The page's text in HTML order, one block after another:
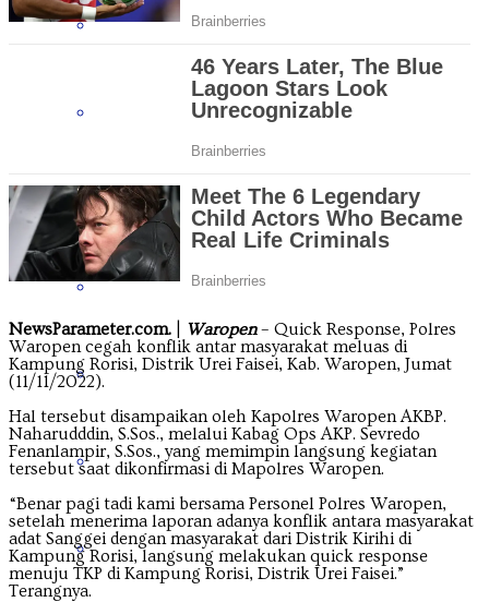
Jawa Barat
Jawa Tengah
Jawa Timur
Kalimantan Barat
Kalimantan Selatan
Kalimantan Tengah
Kalimantan Timur
NewsParameter.com. Waropen– Quick Response, Polres
Waropen cegah konflik antar masyarakat meluas di
Kampung Rorisi, Distrik Urei Faisei, Kab. Waropen, Jumat
(11/11/2022).
Hal tersebut disampaikan oleh Kapolres Waropen AKBP.
Naharudddin, S.Sos., melalui Kabag Ops AKP. Sevredo
Fenanlampir, S.Sos., yang memimpin langsung kegiatan
tersebut saat dikonfirmasi di Mapolres Waropen.
“Benar pagi tadi kami bersama Personel Polres Waropen,
setelah menerima laporan adanya konflik antara masyarakat
adat Sanggei dengan masyarakat dari Distrik Kirihi di
Kampung Rorisi, langsung melakukan quick response
menuju TKP di Kampung Rorisi, Distrik Urei Faisei.”
Terangnya.